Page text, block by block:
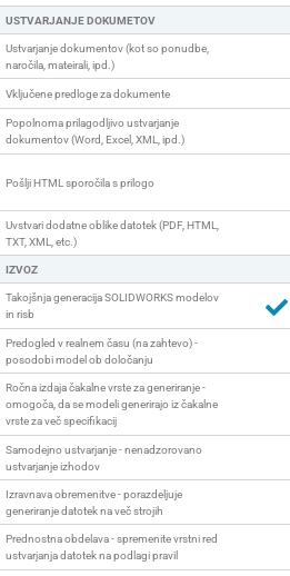
USTVARJANJE DOKUMETOV
Ustvarjanje dokumentov (kot so ponudbe,
naročila, mateirali, ipd.)
Vključene predloge za dokumente
Popolnoma prilagodljivo ustvarjanje
dokumentov (Word, Excel, XML, ipd.)
Pošlji HTML sporočila s prilogo
Uvstvari dodatne oblike datotek (PDF, HTML,
TXT, XML, etc.)
IZVOZ
Takojšnja generacija SOLIDWORKS modelov
in risb
Predogled v realnem času (na zahtevo) -
posodobi model ob določanju
Ročna izdaja čakalne vrste za generiranje -
omogoča, da se modeli generirajo iz čakalne
vrste za več specifikacij
Samodejno ustvarjanje - nenadzorovano
ustvarjanje izhodov
Izravnava obremenitve - porazdeljuje
generiranje datotek na več strojih
Prednostna obdelava - spremenite vrstni red
ustvarjanja datotek na podlagi pravil